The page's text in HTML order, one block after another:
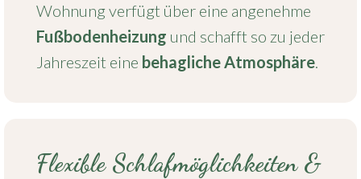
Wohnung verfügt über eine angenehme
Fußbodenheizung und schafft so zu jeder
Jahreszeit eine behagliche Atmosphäre.
Flexible Schlafmöglichkeiten &